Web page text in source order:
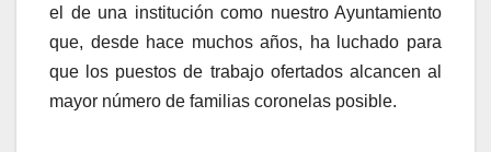
el de una institución como nuestro Ayuntamiento
que, desde hace muchos años, ha luchado para
que los puestos de trabajo ofertados alcancen al
mayor número de familias coronelas posible.